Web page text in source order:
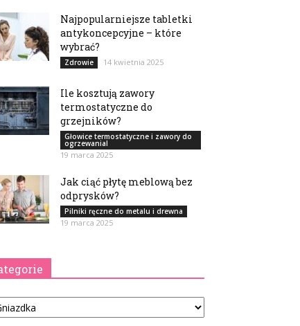
Najpopularniejsze tabletki
antykoncepcyjne – które
wybrać?
Zdrowie 14 kwietnia 2025
Ile kosztują zawory
termostatyczne do
grzejników?
Głowice termostatyczne i zawory do
ogrzewanial
19 marca 2025
Jak ciąć płytę meblową bez
odprysków?
Pilniki ręczne do metalu i drewna
19 marca 2025